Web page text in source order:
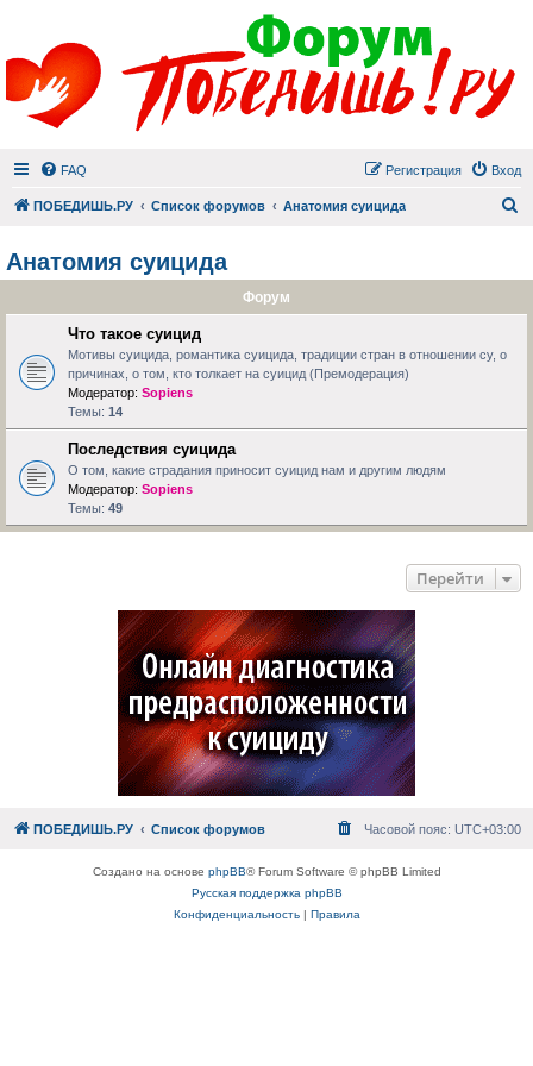
FAQ Вход
Регистрация
ПОБЕДИШЬ.РУ Список форумов Анатомия суицида
Анатомия суицида
Форум
Что такое суицид
Мотивы суицида, романтика суицида, традиции стран в отношении су, о
причинах, о том, кто толкает на суицид (Премодерация)
Модератор: Sopiens
Темы: 14
Последствия суицида
О том, какие страдания приносит суицид нам и другим людям
Модератор: Sopiens
Темы: 49
Перейти
ПОБЕДИШЬ.РУ Список форумов Часовой пояс: UTC+03:00
Создано на основе phpBB® Forum Software © phpBB Limited
Русская поддержка phpBB
Конфиденциальность| Правила